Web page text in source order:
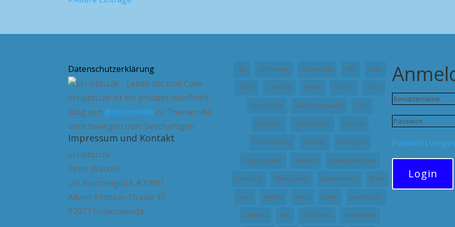
Datenschutzerklärung
skriptbu.de ist ein privates NonProfit-
Blog von @IrrsinnHilft zu Themen die
mich bewegen oder beschäftigen.
Impressum und Kontakt
skriptbu.de
Peter Wendel
c/o Autorenglück #22691
Albert-Einstein-Straße 47
02977 Hoyerswerda
3D 3DPrinting 2024reads AfD auto
bahn baseball berlin BTW25 buch
bundesliga Bundestagswahl CDU
Denmark deutschland fahrrad
fahrradalltag Fantasy flamingos
Frostpendeln Habeck Habeck4Kanzler
hamburg Klimaschutz klimawandel krimi
linux mdrza Merz natur pastpuzzle
pedelec rad radfahren radverkehr
Passwort
Login